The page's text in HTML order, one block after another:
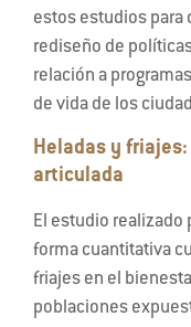
estos estudios para
rediseño de
relación a
de vida de los
Heladas y
articulada
El estudio realizado
forma cuantitativa
friajes en el
poblaciones